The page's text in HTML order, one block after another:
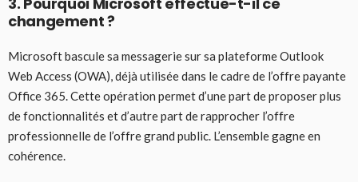
changement ?
Microsoft bascule sa messagerie sur sa plateforme Outlook
Web Access (OWA), déjà utilisée dans le cadre de l’offre payante
Office 365. Cette opération permet d’une part de proposer plus
de fonctionnalités et d’autre part de rapprocher l’offre
professionnelle de l’offre grand public. L’ensemble gagne en
cohérence.